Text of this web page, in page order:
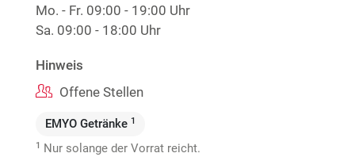
Mo. - Fr. 09:00 - 19:00 Uhr
Sa. 09:00 - 18:00 Uhr
Hinweis
Offene Stellen
EMYO Getränke 1
1 Nur solange der Vorrat reicht.